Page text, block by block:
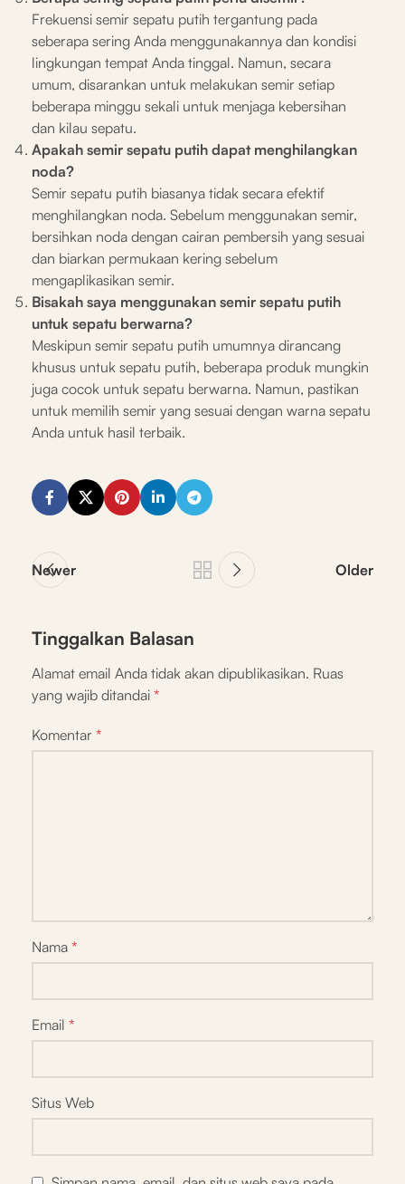
Frekuensi semir sepatu putih tergantung pada
seberapa sering Anda menggunakannya dan kondisi
lingkungan tempat Anda tinggal. Namun, secara
umum, disarankan untuk melakukan semir setiap
beberapa minggu sekali untuk menjaga kebersihan
dan kilau sepatu.
Apakah semir sepatu putih dapat menghilangkan
noda?
Semir sepatu putih biasanya tidak secara efektif
menghilangkan noda. Sebelum menggunakan semir,
bersihkan noda dengan cairan pembersih yang sesuai
dan biarkan permukaan kering sebelum
mengaplikasikan semir.
Bisakah saya menggunakan semir sepatu putih
untuk sepatu berwarna?
Meskipun semir sepatu putih umumnya dirancang
khusus untuk sepatu putih, beberapa produk mungkin
juga cocok untuk sepatu berwarna. Namun, pastikan
untuk memilih semir yang sesuai dengan warna sepatu
Anda untuk hasil terbaik.
Newer Older
Tinggalkan Balasan
Alamat email Anda tidak akan dipublikasikan. Ruas
yang wajib ditandai *
Komentar *
Nama *
Email *
Situs Web